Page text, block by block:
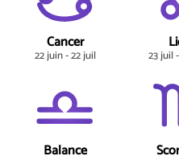
Cancer
22 juin - 22 juil 23 juil
Balance